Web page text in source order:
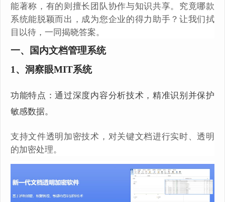
能著称，有的则擅长团队协作与知识共享。究竟哪款
系统能脱颖而出，成为您企业的得力助手？让我们拭
目以待，一同揭晓答案。
一、国内文档管理系统
1、洞察眼MIT系统
功能特点：通过深度内容分析技术，精准识别并保护
敏感数据。
支持文件透明加密技术，对关键文档进行实时、透明
的加密处理。